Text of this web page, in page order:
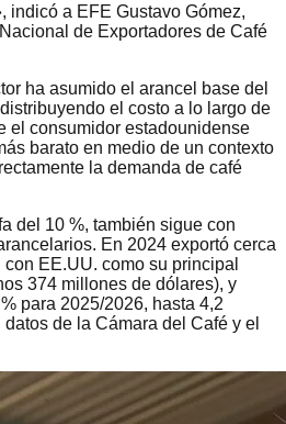
indicó a EFE Gustavo Gómez,
de Exportadores de Café
ha asumido el arancel base del
el costo a lo largo de
el consumidor estadounidense
barato en medio de un contexto
la demanda de café
del 10 %, también sigue con
En 2024 exportó cerca
EE.UU. como su principal
374 millones de dólares), y
para 2025/2026, hasta 4,2
de la Cámara del Café y el